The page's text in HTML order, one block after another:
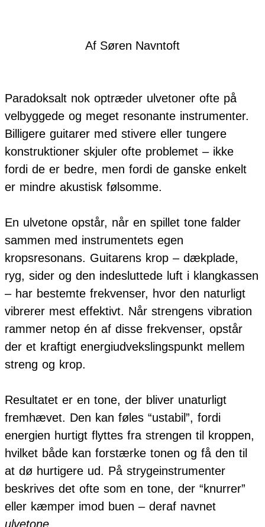
Af Søren Navntoft
Paradoksalt nok optræder ulvetoner ofte på
velbyggede og meget resonante instrumenter.
Billigere guitarer med stivere eller tungere
konstruktioner skjuler ofte problemet – ikke
fordi de er bedre, men fordi de ganske enkelt
er mindre akustisk følsomme.
En ulvetone opstår, når en spillet tone falder
sammen med instrumentets egen
kropsresonans. Guitarens krop – dækplade,
ryg, sider og den indesluttede luft i klangkassen
– har bestemte frekvenser, hvor den naturligt
vibrerer mest effektivt. Når strengens vibration
rammer netop én af disse frekvenser, opstår
der et kraftigt energiudvekslingspunkt mellem
streng og krop.
Resultatet er en tone, der bliver unaturligt
fremhævet. Den kan føles “ustabil”, fordi
energien hurtigt flyttes fra strengen til kroppen,
hvilket både kan forstærke tonen og få den til
at dø hurtigere ud. På strygeinstrumenter
beskrives det ofte som en tone, der “knurrer”
eller kæmper imod buen – deraf navnet
ulvetone